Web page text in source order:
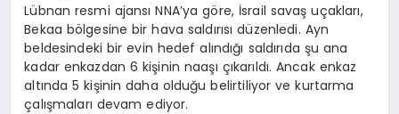
Lübnan resmi ajansı NNA’ya göre, İsrail savaş uçakları,
Bekaa bölgesine bir hava saldırısı düzenledi. Ayn
beldesindeki bir evin hedef alındığı saldırıda şu ana
kadar enkazdan 6 kişinin naaşı çıkarıldı. Ancak enkaz
altında 5 kişinin daha olduğu belirtiliyor ve kurtarma
çalışmaları devam ediyor.